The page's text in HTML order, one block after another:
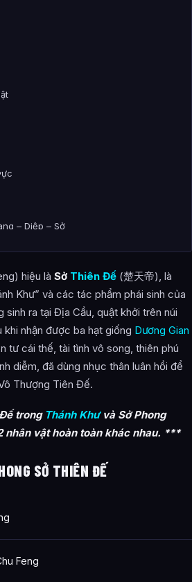
– Diệp – Sở
Sở Thiên Đế
Sở Phong như thế nào?
trong tác phẩm nào?
trọng của Sở Phong là gì?
được tổng hợp từ đâu?
hiệu là Sở Thiên Đế (楚天帝), là
Khư” và các tác phẩm phái sinh của
sinh ra tại Địa Cầu, quật khởi trên núi
nhận được ba hạt giống Dương Gian
tư cái thế, tài tình vô song, thiên phú
diễm, đã dùng nhục thân luân hồi để
Thượng Tiên Đế.
trong Thánh Khưvà Sở Phong
nhân vật hoàn toàn khác nhau. ***
SỞ THIÊN ĐẾ
Feng